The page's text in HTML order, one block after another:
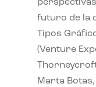
futuro de la
Tipos
(Venture
Thorneycroft
Marta